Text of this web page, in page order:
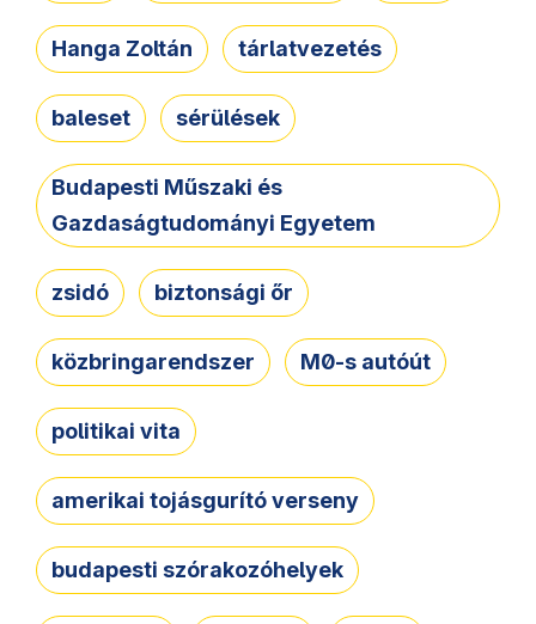
Hanga Zoltán tárlatvezetés
baleset sérülések
Budapesti Műszaki és
Gazdaságtudományi Egyetem
zsidó biztonsági őr
közbringarendszer M0-s autóút
politikai vita
amerikai tojásgurító verseny
budapesti szórakozóhelyek